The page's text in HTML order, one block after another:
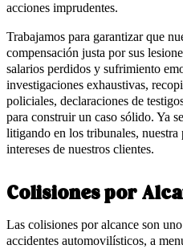
acciones imprudentes.
Trabajamos para garantizar que
compensación justa por sus
salarios perdidos y sufrimiento
investigaciones exhaustivas,
policiales, declaraciones de
para construir un caso sólido. Ya
litigando en los tribunales,
intereses de nuestros clientes.
Colisiones por
Las colisiones por alcance son
accidentes automovilísticos, a